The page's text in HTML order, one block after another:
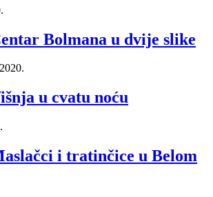
Bolmana u dvije slike
u cvatu noću
i tratinčice u Belom